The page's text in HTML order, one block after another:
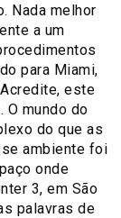
Nada melhor
a um
para Miami,
este
O mundo do
do que as
ambiente foi
onde
3, em São
palavras de